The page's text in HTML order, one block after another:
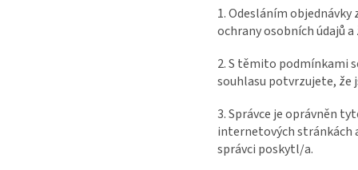
1. Odesláním
ochrany osobních údajů
2. S těmito podmínkami
souhlasu potvrzujete, že
3. Správce je oprávněn
internetových stránkách
správci poskytl/a.